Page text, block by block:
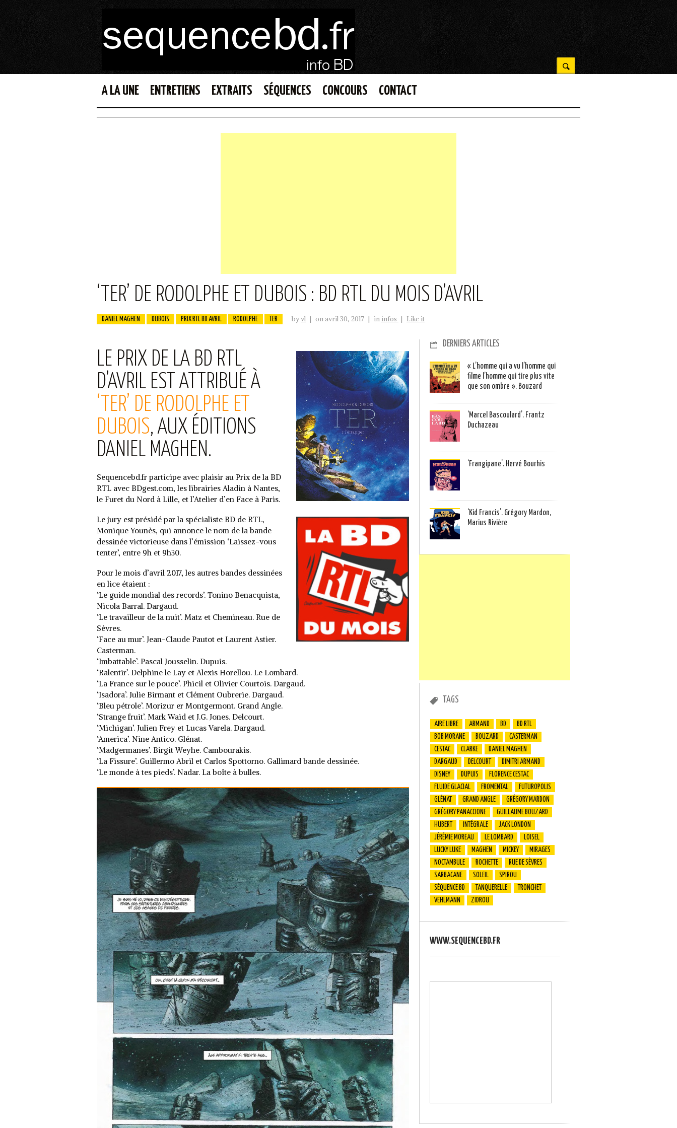
A LA UNE ENTRETIENS EXTRAITS SÉQUENCES CONCOURS CONTACT
‘TER’ DE RODOLPHE ET DUBOIS : BD RTL DU MOIS D’AVRIL
DANIEL MAGHEN DUBOIS PRIX RTL BD AVRIL RODOLPHE TER byvl | on avril 30, 2017 | in infos | Like it
LE PRIX DE LA BD RTL
D’AVRIL EST ATTRIBUÉ À
‘TER’ DE RODOLPHE ET
DUBOIS, AUX ÉDITIONS
DANIEL MAGHEN.
Sequencebd.fr participe avec plaisir au Prix de la BD
RTL avec BDgest.com, les librairies Aladin à Nantes,
le Furet du Nord à Lille, et l’Atelier d’en Face à Paris.
Le jury est présidé par la spécialiste BD de RTL,
Monique Younès, qui annonce le nom de la bande
dessinée victorieuse dans l’émission ‘Laissez-vous
tenter’, entre 9h et 9h30.
Pour le mois d’avril 2017, les autres bandes dessinées
en lice étaient :
‘Le guide mondial des records’. Tonino Benacquista,
Nicola Barral. Dargaud.
‘Le travailleur de la nuit’. Matz et Chemineau. Rue de
Sèvres.
‘Face au mur’. Jean-Claude Pautot et Laurent Astier.
Casterman.
‘Imbattable’. Pascal Jousselin. Dupuis.
‘Ralentir’. Delphine le Lay et Alexis Horellou. Le Lombard.
‘La France sur le pouce’. Phicil et Olivier Courtois. Dargaud.
‘Isadora’. Julie Birmant et Clément Oubrerie. Dargaud.
‘Bleu pétrole’. Morizur er Montgermont. Grand Angle.
‘Strange fruit’. Mark Waid et J.G. Jones. Delcourt.
‘Michigan’. Julien Frey et Lucas Varela. Dargaud.
‘America’. Nine Antico. Glénat.
‘Madgermanes’. Birgit Weyhe. Cambourakis.
‘La Fissure’. Guillermo Abril et Carlos Spottorno. Gallimard bande dessinée.
‘Le monde à tes pieds’. Nadar. La boîte à bulles.
DERNIERS ARTICLES
« L’homme qui a vu l’homme qui
filme l’homme qui tire plus vite
que son ombre ». Bouzard
‘Marcel Bascoulard’. Frantz
Duchazeau
‘Frangipane’. Hervé Bourhis
‘Kid Francis’. Grégory Mardon,
Marius Rivière
TAGS
AIRE LIBRE ARMAND BD
BD RTL
BOB MORANE
BOUZARD
CASTERMAN
CESTAC
CLARKE
DANIEL MAGHEN
DARGAUD
DELCOURT
DIMITRI ARMAND
DISNEY
DUPUIS
FLORENCE CESTAC
FLUIDE GLACIAL
FROMENTAL
FUTUROPOLIS
GLÉNAT
GRAND ANGLE
GRÉGORY MARDON
GRÉGORY PANACCIONE
GUILLAUME BOUZARD
HUBERT
INTÉGRALE
JACK LONDON
JÉRÉMIE MOREAU
LE LOMBARD
LOISEL
LUCKY LUKE
MAGHEN MICKEY
MIRAGES
NOCTAMBULE
ROCHETTE
RUE DE SÈVRES
SARBACANE
SOLEIL
SPIROU
SÉQUENCE BD
TANQUERELLE
TRONCHET
VEHLMANN
ZIDROU
WWW.SEQUENCEBD.FR